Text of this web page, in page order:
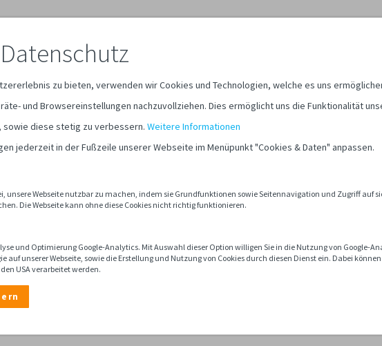
zu bieten, verwenden wir Cookies und Technologien, welche es uns
und Browsereinstellungen nachzuvollziehen. Dies ermöglicht uns die Funktionalität
diese stetig zu verbessern. Weitere Informationen
jederzeit in der Fußzeile unserer Webseite im Menüpunkt "Cookies & Daten" anpassen.
unsere Webseite nutzbar zu machen, indem sie Grundfunktionen sowie Seitennavigation und Zugriff auf
Die Webseite kann ohne diese Cookies nicht richtig funktionieren.
und Optimierung Google-Analytics. Mit Auswahl dieser Option willigen Sie in die Nutzung von Google-
auf unserer Webseite, sowie die Erstellung und Nutzung von Cookies durch diesen Dienst ein. Dabei
USA verarbeitet werden.